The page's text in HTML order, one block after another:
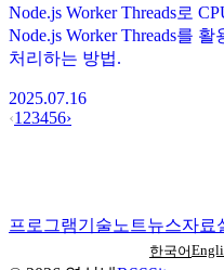
Node.js Worker Threads로
Node.js Worker Threads를
처리하는 방법.
2025.07.16
‹1 23456›
프로그램기술노트뉴스자료
한국어